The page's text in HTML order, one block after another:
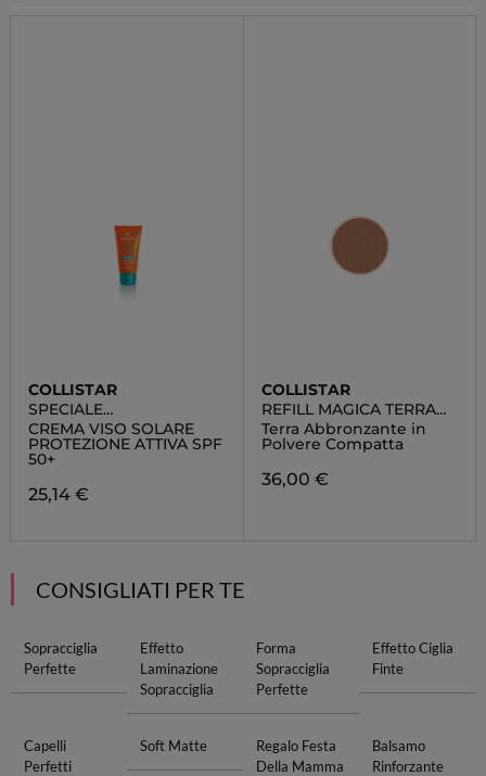
COLLISTAR
SPECIALE
ABBRONZATURA
PERFETTA
CREMA VISO SOLARE
PROTEZIONE ATTIVA SPF
50+
25,14 €
COLLISTAR
REFILL MAGICA TERRA
ABBRONZANTE
Terra Abbronzante in
Polvere Compatta
36,00 €
CONSIGLIATI PER TE
Sopracciglia
Perfette
Effetto
Laminazione
Sopracciglia
Forma
Sopracciglia
Perfette
Effetto Ciglia
Finte
Capelli
Perfetti
Soft Matte
Regalo Festa
Della Mamma
Balsamo
Rinforzante